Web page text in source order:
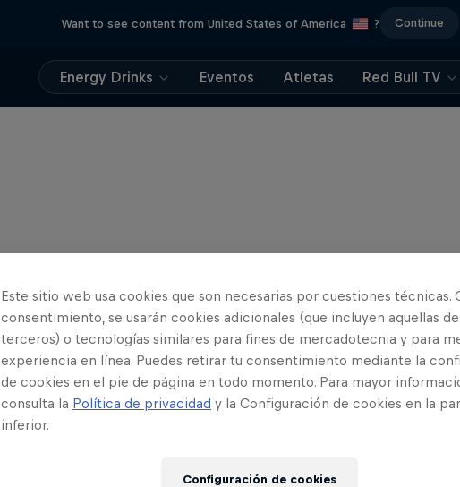
Want to see content from United States of America ? Continue
Energy Drinks Eventos Atletas Red Bull TV
Este sitio web usa cookies que son necesarias por cuestiones técnicas.
consentimiento, se usarán cookies adicionales (que incluyen aquellas de
terceros) o tecnologías similares para fines de mercadotecnia y para
experiencia en línea. Puedes retirar tu consentimiento mediante la
de cookies en el pie de página en todo momento. Para mayor
consulta la Política de privacidad y la Configuración de cookies en la
inferior.
Configuración de cookies